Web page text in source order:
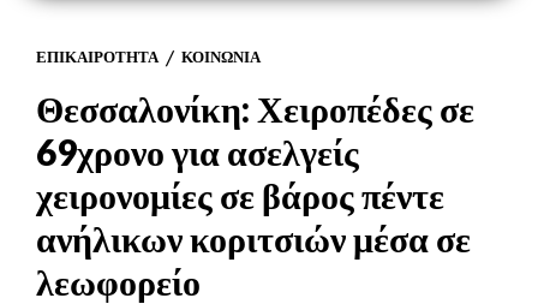
ΕΠΙΚΑΙΡΟΤΗΤΑ ΚΟΙΝΩΝΙΑ
Θεσσαλονίκη: Χειροπέδες σε
69χρονο για ασελγείς
χειρονομίες σε βάρος πέντε
ανήλικων κοριτσιών μέσα σε
λεωφορείο